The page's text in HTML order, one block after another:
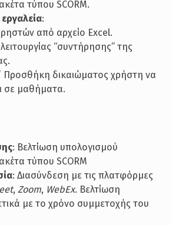
τύπου SCORM.
εργαλεία:
από αρχείο Excel.
“συντήρησης” της
δικαιώματος χρήστη να
σε μαθήματα.
: Βελτίωση υπολογισμού
τύπου SCORM
: Διασύνδεση με τις πλατφόρμες
, Zoom, WebEx. Βελτίωση
με το χρόνο συμμετοχής του